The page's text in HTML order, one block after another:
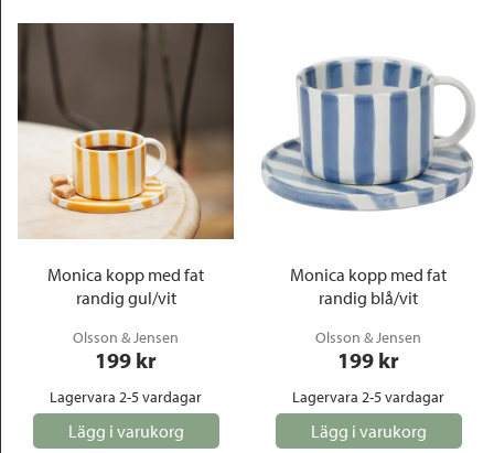
Monica kopp med fat
randig gul/vit
Olsson & Jensen
199 kr
Lagervara 2-5 vardagar
Lägg i varukorg
Monica kopp med fat
randig blå/vit
Olsson & Jensen
199 kr
Lagervara 2-5 vardagar
Lägg i varukorg